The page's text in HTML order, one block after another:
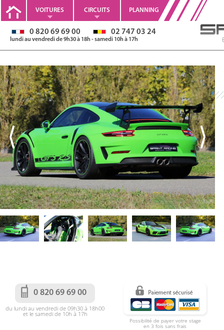
VOITURES CIRCUITS PLANNING
0 820 69 69 00 02 747 03 24
lundi au vendredi de 9h30 à 18h - samedi 10h à 17h
0 820 69 69 00
du lundi au vendredi de 09h30 à 18h00
et le samedi de 10h à 17h
Possibilité de payer votre stage
en 3 fois sans frais